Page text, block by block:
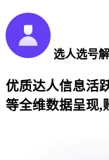
选人选号
优质达人信息活
等全维数据呈现,